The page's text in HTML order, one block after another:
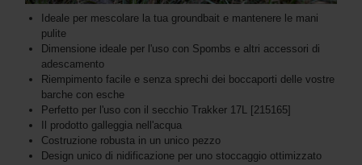
Ideale per mescolare la tua groundbait e mantenere le mani
pulite
Dimensione ideale per l'uso con Spombs e altri accessori di
adescamento
Riempimento facile e senza sprechi dei boccaporti delle vostre
barche con esche
Perfetto per l'uso con il secchio Trakker 17L [215165]
Il prodotto galleggia nell'acqua
Costruzione robusta in un unico pezzo
Design unico di nidificazione per uno stoccaggio ottimizzato